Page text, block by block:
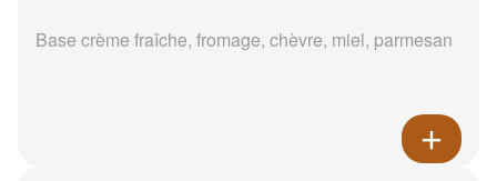
Base crème fraîche, fromage, chèvre, miel, parmesan